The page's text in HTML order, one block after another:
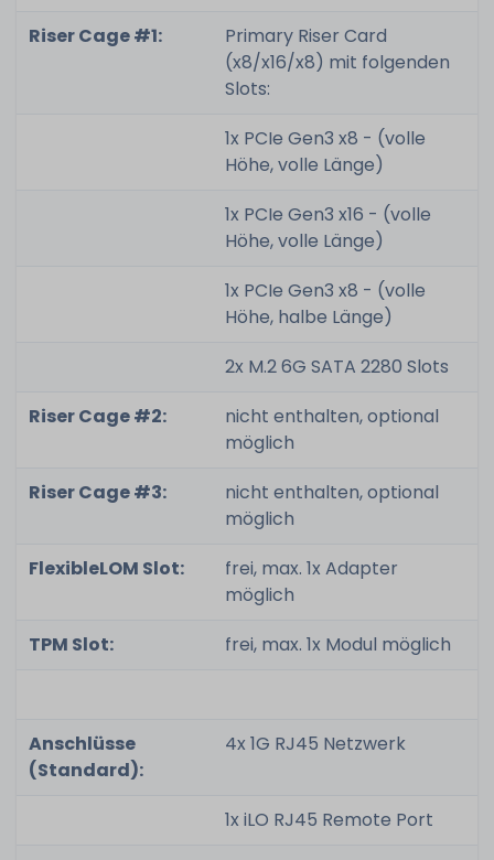
Riser Cage #1:
Primary Riser Card
(x8/x16/x8) mit folgenden
Slots:
1x PCIe Gen3 x8 - (volle
Höhe, volle Länge)
1x PCIe Gen3 x16 - (volle
Höhe, volle Länge)
1x PCIe Gen3 x8 - (volle
Höhe, halbe Länge)
2x M.2 6G SATA 2280 Slots
Riser Cage #2:
nicht enthalten, optional
möglich
Riser Cage #3:
nicht enthalten, optional
möglich
FlexibleLOM Slot:
frei, max. 1x Adapter
möglich
TPM Slot:
frei, max. 1x Modul möglich
Anschlüsse
(Standard):
4x 1G RJ45 Netzwerk
1x iLO RJ45 Remote Port